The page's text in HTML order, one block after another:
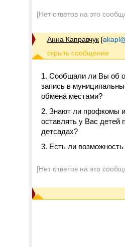
[Нет ответов на это
Анна Каправчук [
1. Сообщали ли Вы об
запись в
обмена местами?
2. Знают ли профкомы
оставлять у Вас
детсадах?
3. Есть ли
[Нет ответов на это